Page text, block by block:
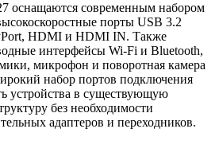
современным набором
порты USB 3.2
HDMI и HDMI IN. Также
интерфейсы Wi-Fi и Bluetooth,
микрофон и поворотная камера
набор портов подключения
устройства в существующую
без необходимости
адаптеров и переходников.